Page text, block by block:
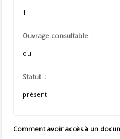
1
Ouvrage consultable :
oui
Statut :
présent
Comment avoir accès à un